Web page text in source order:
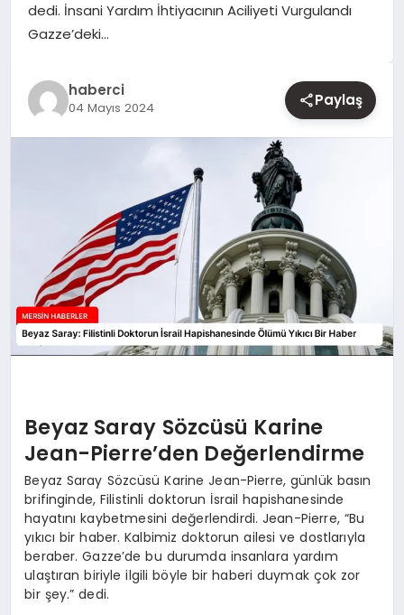
dedi. İnsani Yardım İhtiyacının Aciliyeti Vurgulandı
Gazze’deki…
haberci
04 Mayıs 2024 Paylaş
Beyaz Saray Sözcüsü Karine
Jean-Pierre’den Değerlendirme
Beyaz Saray Sözcüsü Karine Jean-Pierre, günlük basın
brifinginde, Filistinli doktorun İsrail hapishanesinde
hayatını kaybetmesini değerlendirdi. Jean-Pierre, “Bu
yıkıcı bir haber. Kalbimiz doktorun ailesi ve dostlarıyla
beraber. Gazze’de bu durumda insanlara yardım
ulaştıran biriyle ilgili böyle bir haberi duymak çok zor
bir şey.” dedi.